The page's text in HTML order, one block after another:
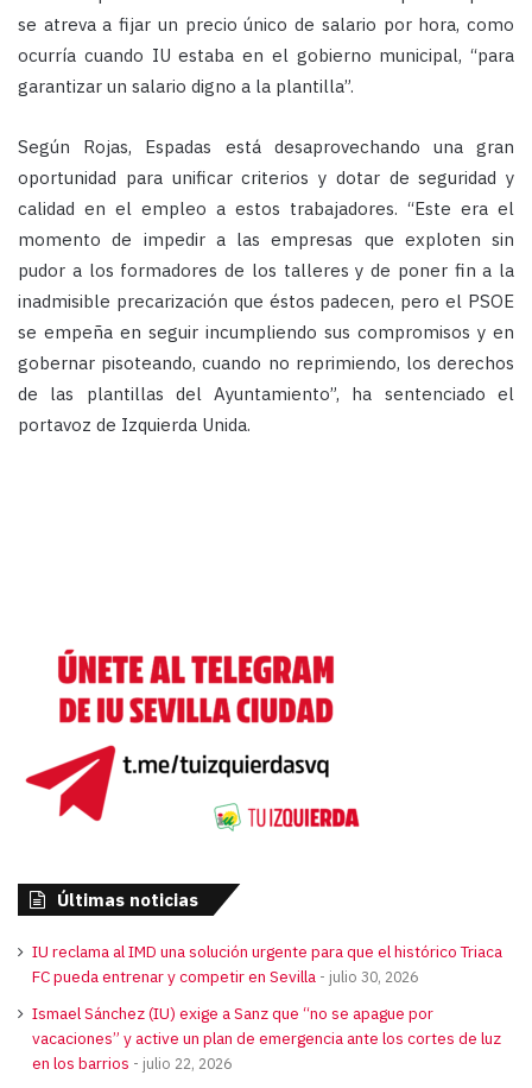
se atreva a fijar un precio único de salario por hora, como
ocurría cuando IU estaba en el gobierno municipal, “para
garantizar un salario digno a la plantilla”.
Según Rojas, Espadas está desaprovechando una gran
oportunidad para unificar criterios y dotar de seguridad y
calidad en el empleo a estos trabajadores. “Este era el
momento de impedir a las empresas que exploten sin
pudor a los formadores de los talleres y de poner fin a la
inadmisible precarización que éstos padecen, pero el PSOE
se empeña en seguir incumpliendo sus compromisos y en
gobernar pisoteando, cuando no reprimiendo, los derechos
de las plantillas del Ayuntamiento”, ha sentenciado el
portavoz de Izquierda Unida.
Últimas noticias
IU reclama al IMD una solución urgente para que el histórico Triaca
FC pueda entrenar y competir en Sevilla
julio 30, 2026
Ismael Sánchez (IU) exige a Sanz que “no se apague por
vacaciones” y active un plan de emergencia ante los cortes de luz
en los barrios
julio 22, 2026